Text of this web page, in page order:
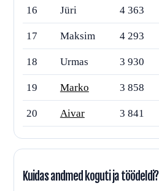
16 Jüri 4 363
17 Maksim 4 293
18 Urmas 3 930
19 Marko 3 858
20 Aivar 3 841
Kuidas andmed koguti ja töödeldi?